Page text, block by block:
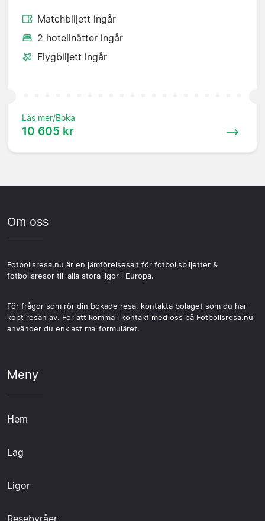
Matchbiljett ingår
2 hotellnätter ingår
Flygbiljett ingår
Läs mer/Boka
10 605 kr
Om oss
Fotbollsresa.nu är en jämförelsesajt för fotbollsbiljetter &
fotbollsresor till alla stora ligor i Europa.
För frågor som rör din bokade resa, kontakta bolaget som du har
köpt resan av. För att komma i kontakt med oss på Fotbollsresa.nu
använder du enklast mailformuläret.
Meny
Hem
Lag
Ligor
Resebyråer